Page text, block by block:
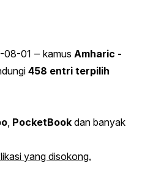
08-01 ‒ kamus Amharic -
458 entri terpilih
PocketBook dan banyak
yang disokong.